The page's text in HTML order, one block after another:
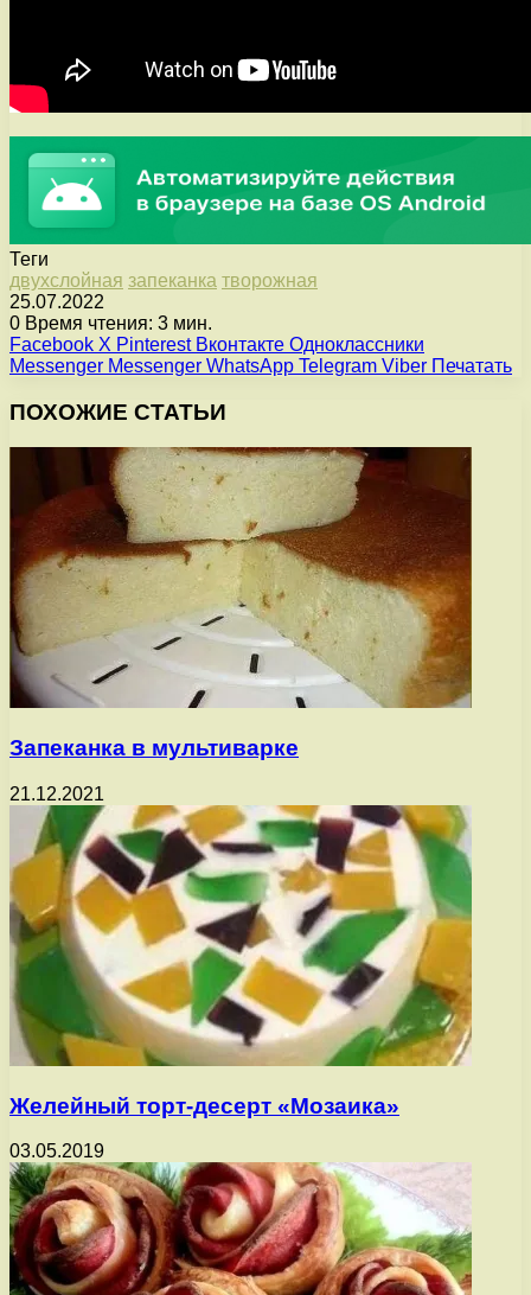
Теги
двухслойная запеканка творожная
25.07.2022
0 Время чтения: 3 мин.
Facebook X Pinterest Вконтакте Одноклассники
Messenger Messenger WhatsApp Telegram Viber Печатать
ПОХОЖИЕ СТАТЬИ
Запеканка в мультиварке
21.12.2021
Желейный торт-десерт «Мозаика»
03.05.2019